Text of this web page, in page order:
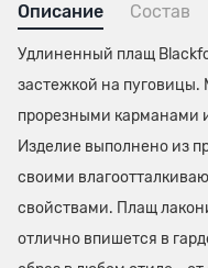
Описание Состав
Удлиненный плащ
застежкой на
прорезными карманами
Изделие выполнено из
своими
свойствами. Плащ
отлично впишется в